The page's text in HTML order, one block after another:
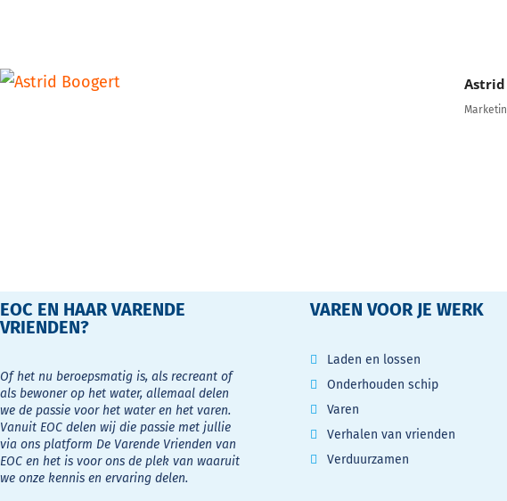
Astrid
EOC EN HAAR VARENDE
VRIENDEN?
Of het nu beroepsmatig is, als recreant of
als bewoner op het water, allemaal delen
we de passie voor het water en het varen.
Vanuit EOC delen wij die passie met jullie
via ons platform De Varende Vrienden van
EOC en het is voor ons de plek van waaruit
we onze kennis en ervaring delen.
VAREN VOOR JE WERK
Laden en lossen
Onderhouden schip
Varen
Verhalen van vrienden
Verduurzamen